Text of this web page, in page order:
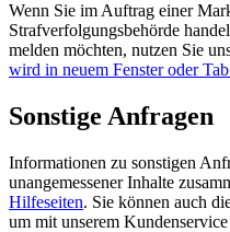
Wenn Sie im Auftrag einer
Strafverfolgungsbehörde
melden möchten, nutzen Sie
wird in neuem Fenster oder
Sonstige Anfragen
Informationen zu sonstigen
unangemessener Inhalte
Hilfeseiten. Sie können auch
um mit unserem